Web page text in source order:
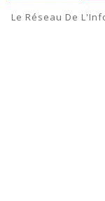
Le Réseau De